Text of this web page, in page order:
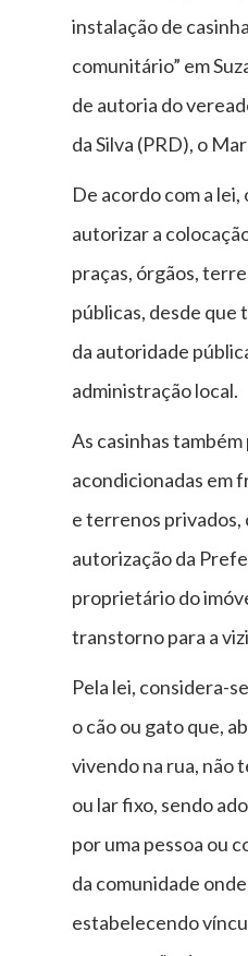
instalação de
comunitário” em
de autoria do
da Silva (PRD), o
De acordo com a
autorizar a
praças, órgãos,
públicas, desde que
da autoridade
administração local.
As casinhas
acondicionadas em
e terrenos privados,
autorização da
proprietário do
transtorno para a
Pela lei, considera-
o cão ou gato que,
vivendo na rua, não
ou lar fixo, sendo
por uma pessoa ou
da comunidade
estabelecendo